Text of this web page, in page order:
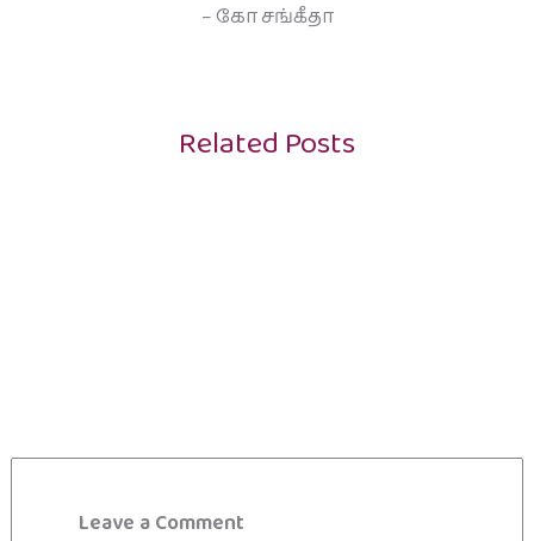
– கோ சங்கீதா
Related Posts
Leave a Comment